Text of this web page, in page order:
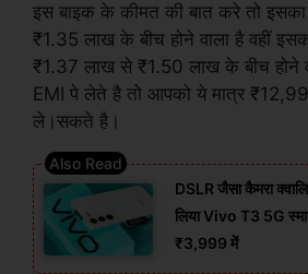
इस बाइक के कीमत की बात करे तो
₹1.35 लाख के बीच होने वाला है वहीं
₹1.37 लाख से ₹1.50 लाख के बीच होने
EMI पे लेते है तो आपको ये मात्र
ले।सकते है।
DSLR जैसा कैमरा
लिया Vivo T3 5G
₹3,999 में